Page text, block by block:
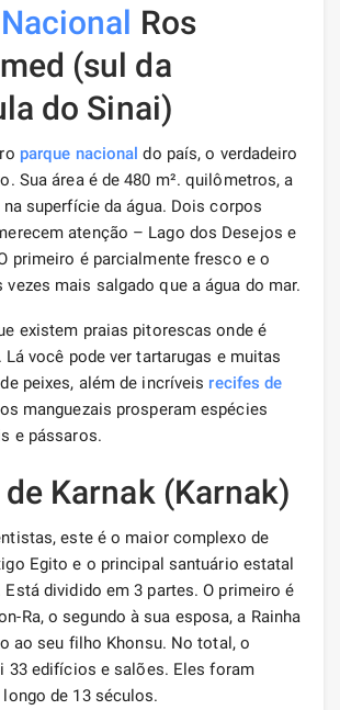
Ros
(sul da
do Sinai)
parque nacional do país, o verdadeiro
Sua área é de 480 m². quilômetros, a
superfície da água. Dois corpos
atenção – Lago dos Desejos e
primeiro é parcialmente fresco e o
vezes mais salgado que a água do mar.
existem praias pitorescas onde é
você pode ver tartarugas e muitas
peixes, além de incríveis recifes de
manguezais prosperam espécies
e pássaros.
Karnak (Karnak)
este é o maior complexo de
Egito e o principal santuário estatal
Está dividido em 3 partes. O primeiro é
Ra, o segundo à sua esposa, a Rainha
ao seu filho Khonsu. No total, o
33 edifícios e salões. Eles foram
de 13 séculos.